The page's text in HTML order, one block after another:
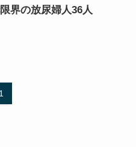
界の放尿婦人36人
1